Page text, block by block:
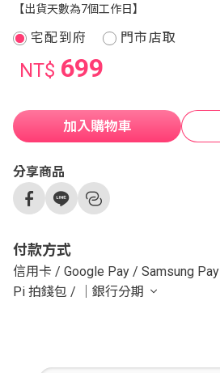
【出貨天數為7個工作日】
宅配到府 門市店取
NT$ 699
加入購物車
分享商品
付款方式
信用卡 / Google Pay / Samsung Pay
Pi 拍錢包 / ｜銀行分期